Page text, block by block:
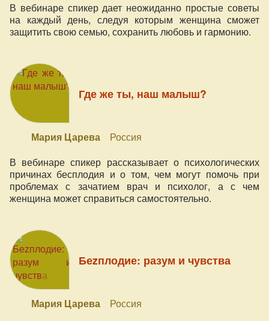
В вебинаре спикер дает неожиданно простые советы
на каждый день, следуя которым женщина сможет
защитить свою семью, сохранить любовь и гармонию.
Где же ты, наш малыш?
Мария Царева
Россия
В вебинаре спикер рассказывает о психологических
причинах бесплодия и о том, чем могут помочь при
проблемах с зачатием врач и психолог, а с чем
женщина может справиться самостоятельно.
Беzплодие: разум и чувства
Мария Царева
Россия